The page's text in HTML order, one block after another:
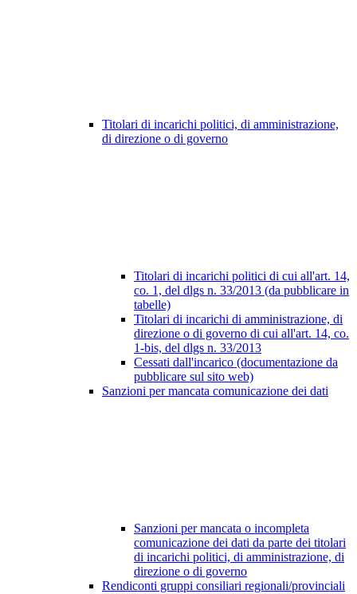
Titolari di incarichi politici, di amministrazione,
di direzione o di governo
Titolari di incarichi politici di cui all'art. 14,
co. 1, del dlgs n. 33/2013 (da pubblicare in
tabelle)
Titolari di incarichi di amministrazione, di
direzione o di governo di cui all'art. 14, co.
1-bis, del dlgs n. 33/2013
Cessati dall'incarico (documentazione da
pubblicare sul sito web)
Sanzioni per mancata comunicazione dei dati
Sanzioni per mancata o incompleta
comunicazione dei dati da parte dei titolari
di incarichi politici, di amministrazione, di
direzione o di governo
Rendiconti gruppi consiliari regionali/provinciali